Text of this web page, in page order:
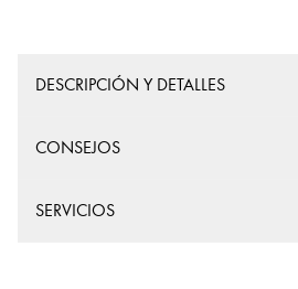
DESCRIPCIÓN Y DETALLES
CONSEJOS
SERVICIOS